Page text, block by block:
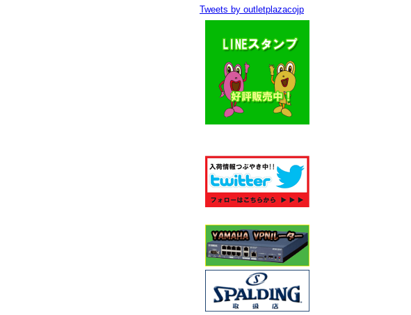
Tweets by outletplazacojp